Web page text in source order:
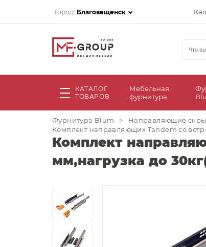
Город: Благовещенск
КАТАЛОГ
ТОВАРОВ
Мебельная
фурнитура
Фурнитура Blum > Направляющие
Комплект направляющих Tandem со
Комплект
мм,нагрузка до